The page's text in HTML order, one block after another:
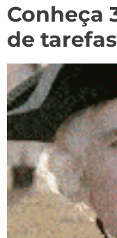
Conheça
de